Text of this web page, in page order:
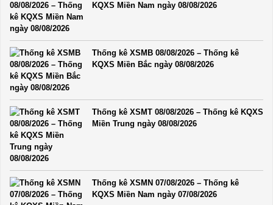
KQXS Miền Nam ngày 08/08/2026
Thống kê XSMB 08/08/2026 – Thống kê
KQXS Miền Bắc ngày 08/08/2026
Thống kê XSMT 08/08/2026 – Thống kê KQXS
Miền Trung ngày 08/08/2026
Thống kê XSMN 07/08/2026 – Thống kê
KQXS Miền Nam ngày 07/08/2026